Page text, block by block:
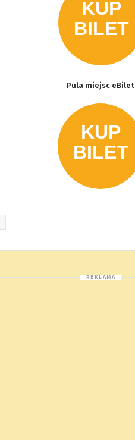
Pula miejsc eBilet